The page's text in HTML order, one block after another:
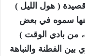
( هول الليل )
سموه في بعض
من بادي الوقت )
الفطنة والنباهة